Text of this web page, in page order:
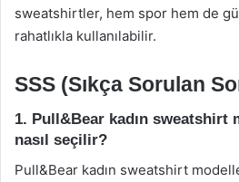
sweatshirtler, hem spor hem de
rahatlıkla kullanılabilir.
SSS (Sıkça Sorulan
1. Pull&Bear kadın sweatshirt
nasıl seçilir?
Pull&Bear kadın sweatshirt